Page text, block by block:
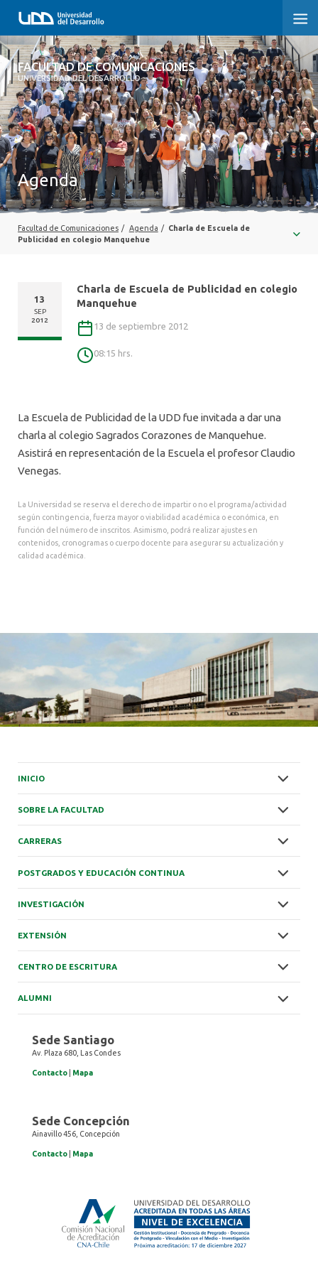
FACULTAD DE COMUNICACIONES
UNIVERSIDAD DEL DESARROLLO
FACULTAD DE COMUNICACIONES
INICIO
SOBRE LA FACULTAD
CARRERAS
POSTGRADOS Y EDUCACIÓN CONTINUA
INVESTIGACIÓN
CENTRO DE ESCRITURA
ALUMNI
Agenda
Facultad de Comunicaciones / Agenda / Charla de Escuela de
Publicidad en colegio Manquehue
Charla de Escuela de Publicidad en colegio
Manquehue
13 de septiembre 2012
08:15 hrs.
13
SEP
2012
La Escuela de Publicidad de la UDD fue invitada a dar una
charla al colegio Sagrados Corazones de Manquehue.
Asistirá en representación de la Escuela el profesor Claudio
Venegas.
La Universidad se reserva el derecho de impartir o no el programa/actividad
según contingencia, fuerza mayor o viabilidad académica o económica, en
función del número de inscritos. Asimismo, podrá realizar ajustes en
contenidos, cronogramas o cuerpo docente para asegurar su actualización y
calidad académica.
INICIO
SOBRE LA FACULTAD
CARRERAS
POSTGRADOS Y EDUCACIÓN CONTINUA
INVESTIGACIÓN
EXTENSIÓN
CENTRO DE ESCRITURA
ALUMNI
Sede Santiago
Av. Plaza 680, Las Condes
Contacto Mapa
Sede Concepción
Ainavillo 456, Concepción
Contacto Mapa